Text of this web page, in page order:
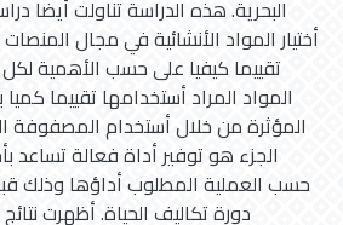
البحرية. هذه الدراسة تناولت أيضا
أختيار المواد الأنشائية في مجال
تقييما كيفيا على حسب الأهمية
المواد المراد أستخدامها تقييما
المؤثرة من خلال أستخدام المصفوفة
الجزء هو توفير أداة فعالة تساعد
حسب العملية المطلوب أداؤها وذلك
دورة تكاليف الحياة. أظهرت